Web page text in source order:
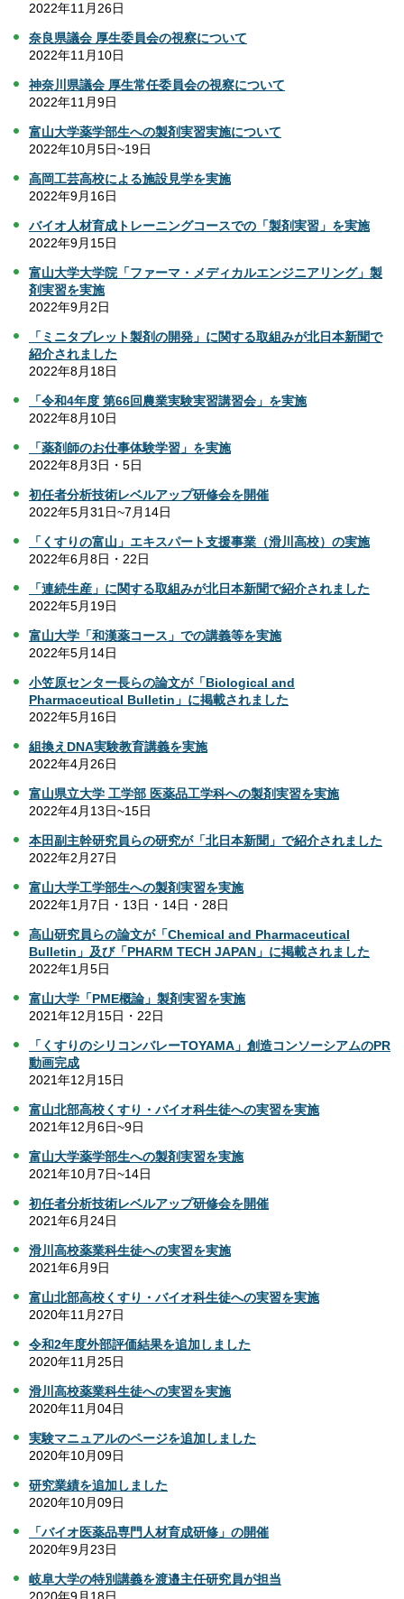
2022年11月26日
奈良県議会 厚生委員会の視察について
2022年11月10日
神奈川県議会 厚生常任委員会の視察について
2022年11月9日
富山大学薬学部生への製剤実習実施について
2022年10月5日~19日
高岡工芸高校による施設見学を実施
2022年9月16日
バイオ人材育成トレーニングコースでの「製剤実習」を実施
2022年9月15日
富山大学大学院「ファーマ・メディカルエンジニアリング」製
剤実習を実施
2022年9月2日
「ミニタブレット製剤の開発」に関する取組みが北日本新聞で
紹介されました
2022年8月18日
「令和4年度 第66回農業実験実習講習会」を実施
2022年8月10日
「薬剤師のお仕事体験学習」を実施
2022年8月3日・5日
初任者分析技術レベルアップ研修会を開催
2022年5月31日~7月14日
「くすりの富山」エキスパート支援事業（滑川高校）の実施
2022年6月8日・22日
「連続生産」に関する取組みが北日本新聞で紹介されました
2022年5月19日
富山大学「和漢薬コース」での講義等を実施
2022年5月14日
小笠原センター長らの論文が「Biological and
Pharmaceutical Bulletin」に掲載されました
2022年5月16日
組換えDNA実験教育講義を実施
2022年4月26日
富山県立大学 工学部 医薬品工学科への製剤実習を実施
2022年4月13日~15日
本田副主幹研究員らの研究が「北日本新聞」で紹介されました
2022年2月27日
富山大学工学部生への製剤実習を実施
2022年1月7日・13日・14日・28日
高山研究員らの論文が「Chemical and Pharmaceutical
Bulletin」及び「PHARM TECH JAPAN」に掲載されました
2022年1月5日
富山大学「PME概論」製剤実習を実施
2021年12月15日・22日
「くすりのシリコンバレーTOYAMA」創造コンソーシアムのPR
動画完成
2021年12月15日
富山北部高校くすり・バイオ科生徒への実習を実施
2021年12月6日~9日
富山大学薬学部生への製剤実習を実施
2021年10月7日~14日
初任者分析技術レベルアップ研修会を開催
2021年6月24日
滑川高校薬業科生徒への実習を実施
2021年6月9日
富山北部高校くすり・バイオ科生徒への実習を実施
2020年11月27日
令和2年度外部評価結果を追加しました
2020年11月25日
滑川高校薬業科生徒への実習を実施
2020年11月04日
実験マニュアルのページを追加しました
2020年10月09日
研究業績を追加しました
2020年10月09日
「バイオ医薬品専門人材育成研修」の開催
2020年9月23日
岐阜大学の特別講義を渡邉主任研究員が担当